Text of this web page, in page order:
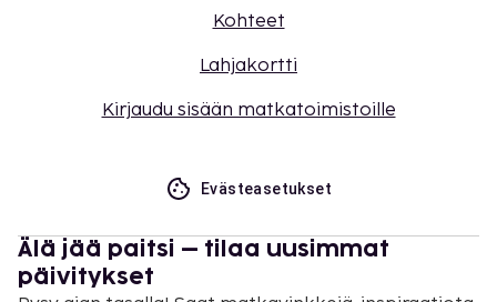
Kohteet
Lahjakortti
Kirjaudu sisään matkatoimistoille
Evästeasetukset
Älä jää paitsi – tilaa uusimmat
päivitykset